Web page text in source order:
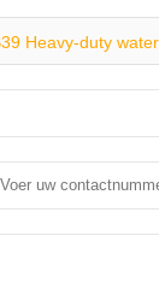
Heavy-duty
Zwarte PVC
met logo